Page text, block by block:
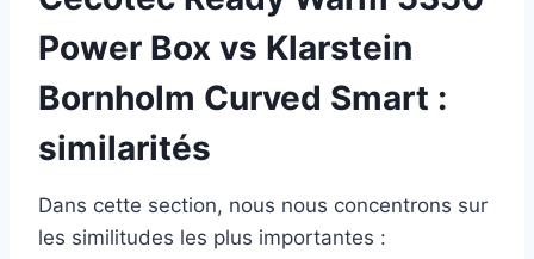
Power Box vs Klarstein
Bornholm Curved Smart :
similarités
Dans cette section, nous nous concentrons sur
les similitudes les plus importantes :